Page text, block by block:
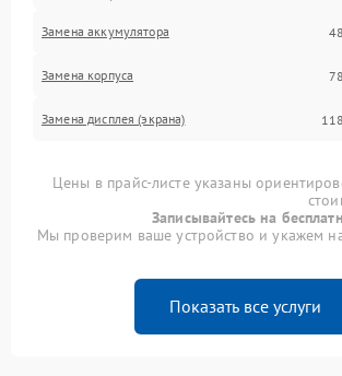
Замена аккумулятора
Замена корпуса
Замена дисплея (экрана)
Цены в прайс-листе указаны
Записывайтесь на
Мы проверим ваше устройство и укажем
Показать все услуги